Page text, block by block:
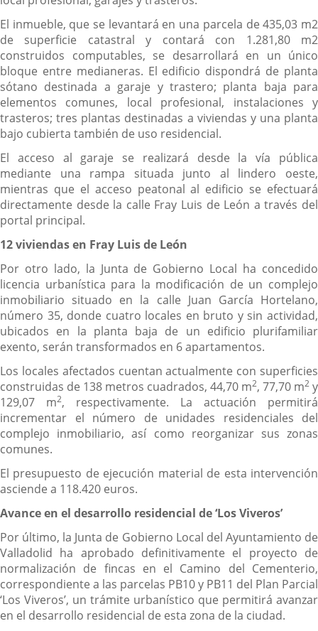
El inmueble, que se levantará en una parcela de 435,03 m2
de superficie catastral y contará con 1.281,80 m2
construidos computables, se desarrollará en un único
bloque entre medianeras. El edificio dispondrá de planta
sótano destinada a garaje y trastero; planta baja para
elementos comunes, local profesional, instalaciones y
trasteros; tres plantas destinadas a viviendas y una planta
bajo cubierta también de uso residencial.
El acceso al garaje se realizará desde la vía pública
mediante una rampa situada junto al lindero oeste,
mientras que el acceso peatonal al edificio se efectuará
directamente desde la calle Fray Luis de León a través del
portal principal.
12 viviendas en Fray Luis de León
Por otro lado, la Junta de Gobierno Local ha concedido
licencia urbanística para la modificación de un complejo
inmobiliario situado en la calle Juan García Hortelano,
número 35, donde cuatro locales en bruto y sin actividad,
ubicados en la planta baja de un edificio plurifamiliar
exento, serán transformados en 6 apartamentos.
Los locales afectados cuentan actualmente con superficies
construidas de 138 metros cuadrados, 44,70 m2, 77,70 m2 y
129,07 m2, respectivamente. La actuación permitirá
incrementar el número de unidades residenciales del
complejo inmobiliario, así como reorganizar sus zonas
comunes.
El presupuesto de ejecución material de esta intervención
asciende a 118.420 euros.
Avance en el desarrollo residencial de ‘Los Viveros’
Por último, la Junta de Gobierno Local del Ayuntamiento de
Valladolid ha aprobado definitivamente el proyecto de
normalización de fincas en el Camino del Cementerio,
correspondiente a las parcelas PB10 y PB11 del Plan Parcial
‘Los Viveros’, un trámite urbanístico que permitirá avanzar
en el desarrollo residencial de esta zona de la ciudad.